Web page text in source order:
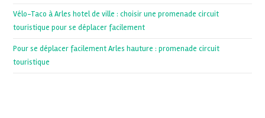
Vélo-Taco à Arles hotel de ville : choisir une promenade circuit
touristique pour se déplacer facilement
Pour se déplacer facilement Arles hauture : promenade circuit
touristique